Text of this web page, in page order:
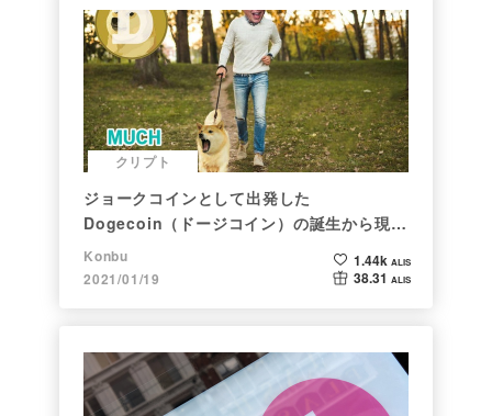
クリプト
ジョークコインとして出発した
Dogecoin（ドージコイン）の誕生から現在
まで。注目される非証券性🐶
Konbu
2021/01/19
1.44k ALIS
38.31 ALIS